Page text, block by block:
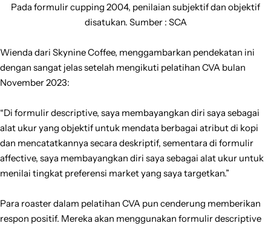
Pada formulir cupping 2004, penilaian subjektif dan objektif
disatukan. Sumber : SCA
Wienda dari Skynine Coffee, menggambarkan pendekatan ini
dengan sangat jelas setelah mengikuti pelatihan CVA bulan
November 2023:
“Di formulir descriptive, saya membayangkan diri saya sebagai
alat ukur yang objektif untuk mendata berbagai atribut di kopi
dan mencatatkannya secara deskriptif, sementara di formulir
affective, saya membayangkan diri saya sebagai alat ukur untuk
menilai tingkat preferensi market yang saya targetkan.”
Para roaster dalam pelatihan CVA pun cenderung memberikan
respon positif. Mereka akan menggunakan formulir descriptive